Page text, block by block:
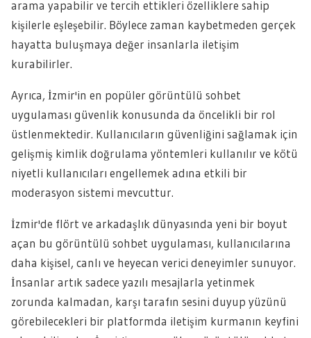
arama yapabilir ve tercih ettikleri özelliklere sahip
kişilerle eşleşebilir. Böylece zaman kaybetmeden gerçek
hayatta buluşmaya değer insanlarla iletişim
kurabilirler.
Ayrıca, İzmir'in en popüler görüntülü sohbet
uygulaması güvenlik konusunda da öncelikli bir rol
üstlenmektedir. Kullanıcıların güvenliğini sağlamak için
gelişmiş kimlik doğrulama yöntemleri kullanılır ve kötü
niyetli kullanıcıları engellemek adına etkili bir
moderasyon sistemi mevcuttur.
İzmir'de flört ve arkadaşlık dünyasında yeni bir boyut
açan bu görüntülü sohbet uygulaması, kullanıcılarına
daha kişisel, canlı ve heyecan verici deneyimler sunuyor.
İnsanlar artık sadece yazılı mesajlarla yetinmek
zorunda kalmadan, karşı tarafın sesini duyup yüzünü
görebilecekleri bir platformda iletişim kurmanın keyfini